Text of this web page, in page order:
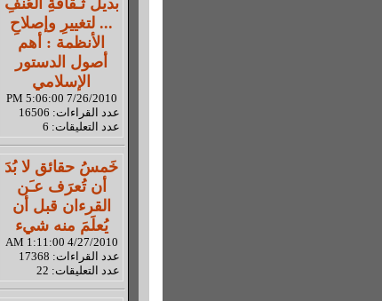
بديلُ ثـقافةِ العُنْفِ
... لتغييرِ وإصلاحِ
الأنظمة : أهم
أصول الدستور
الإسلامي
7/26/2010 5:06:00 PM
عدد القراءات: 16506
عدد التعليقات: 6
خَمسُ حقائق لا بُدَ
أن تُعرَف عـَن
القرءان قبل أن
يُعلَمَ منه شيء
4/27/2010 1:11:00 AM
عدد القراءات: 17368
عدد التعليقات: 22